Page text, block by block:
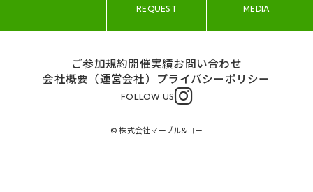
REQUEST MEDIA
ご参加規約開催実績お問い合わせ
会社概要（運営会社） プライバシーポリシー
FOLLOW US
© 株式会社マーブル&コー